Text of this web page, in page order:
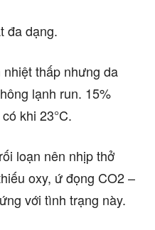
đa dạng.
thấp nhưng da
lạnh run. 15%
khi 23°C.
loạn nên nhịp thở
oxy, ứ đọng CO2 –
với tình trạng này.